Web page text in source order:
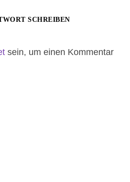
SCHREIBEN
sein, um einen Kommentar